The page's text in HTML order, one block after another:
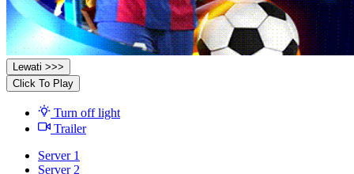
Lewati >>>
Click To Play
Turn off light
Trailer
Server 1
Server 2